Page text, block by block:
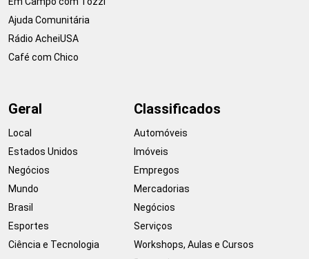
Ajuda Comunitária
Rádio AcheiUSA
Café com Chico
Geral
Local
Estados Unidos
Negócios
Mundo
Brasil
Esportes
Ciência e Tecnologia
Classificados
Automóveis
Imóveis
Empregos
Mercadorias
Negócios
Serviços
Workshops, Aulas e Cursos